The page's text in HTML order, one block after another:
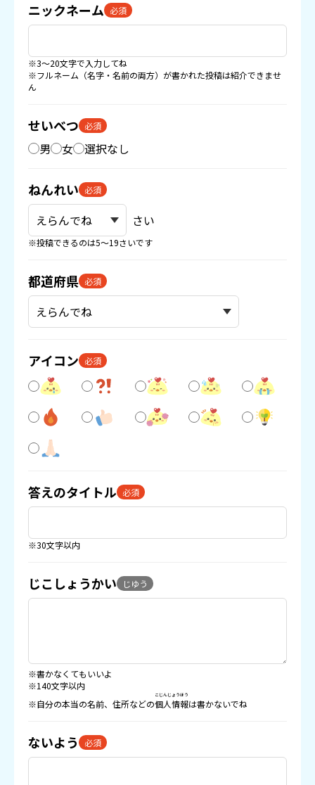
ニックネーム 必須
※3〜20文字で入力してね
※フルネーム（名字・名前の両方）が書かれた投稿は紹介できませ
ん
せいべつ 必須
男 女 選択なし
ねんれい 必須
さい
※投稿できるのは5〜19さいです
都道府県 必須
アイコン 必須
答えのタイトル 必須
※30文字以内
じこしょうかい じゆう
※書かなくてもいいよ
※140文字以内
※自分の本当の名前、住所などの個人情報
こじんじょうほう
は書かないでね
ないよう 必須